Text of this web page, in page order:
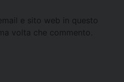
e sito web in questo
volta che commento.